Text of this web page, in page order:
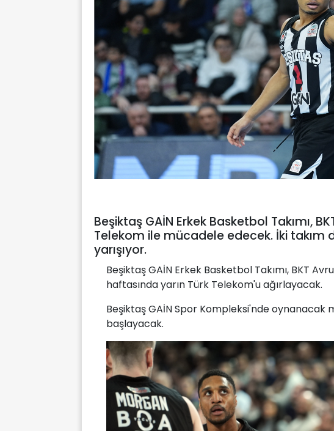
Beşiktaş GAİN Erkek Basketbol Takımı,
Telekom ile mücadele edecek. İki takım
yarışıyor.
Beşiktaş GAİN Erkek Basketbol Takımı, BKT
haftasında yarın Türk Telekom'u ağırlayacak.
Beşiktaş GAİN Spor Kompleksi'nde oynanacak
başlayacak.